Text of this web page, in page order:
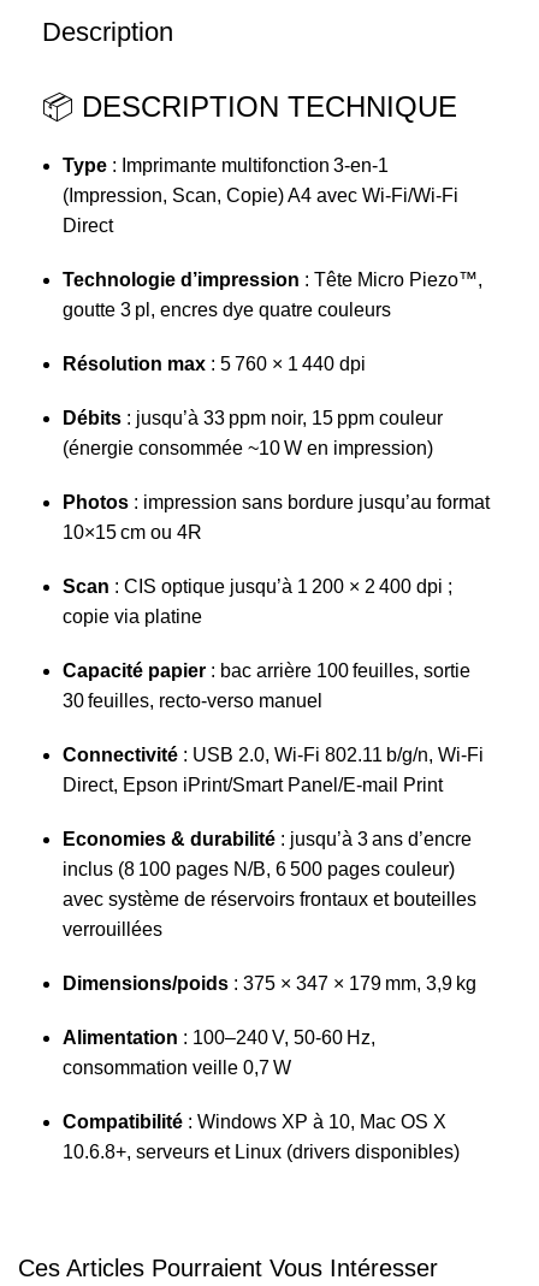
Description
📦 DESCRIPTION TECHNIQUE
Type : Imprimante multifonction 3-en‑1
(Impression, Scan, Copie) A4 avec Wi‑Fi/Wi‑Fi
Direct
Technologie d’impression : Tête Micro Piezo™,
goutte 3 pl, encres dye quatre couleurs
Résolution max : 5 760 × 1 440 dpi
Débits : jusqu’à 33 ppm noir, 15 ppm couleur
(énergie consommée ~10 W en impression)
Photos : impression sans bordure jusqu’au format
10×15 cm ou 4R
Scan : CIS optique jusqu’à 1 200 × 2 400 dpi ;
copie via platine
Capacité papier : bac arrière 100 feuilles, sortie
30 feuilles, recto‑verso manuel
Connectivité : USB 2.0, Wi‑Fi 802.11 b/g/n, Wi‑Fi
Direct, Epson iPrint/Smart Panel/E-mail Print
Economies & durabilité : jusqu’à 3 ans d’encre
inclus (8 100 pages N/B, 6 500 pages couleur)
avec système de réservoirs frontaux et bouteilles
verrouillées
Dimensions/poids : 375 × 347 × 179 mm, 3,9 kg
Alimentation : 100–240 V, 50‑60 Hz,
consommation veille 0,7 W
Compatibilité : Windows XP à 10, Mac OS X
10.6.8+, serveurs et Linux (drivers disponibles)
Ces Articles Pourraient Vous Intéresser